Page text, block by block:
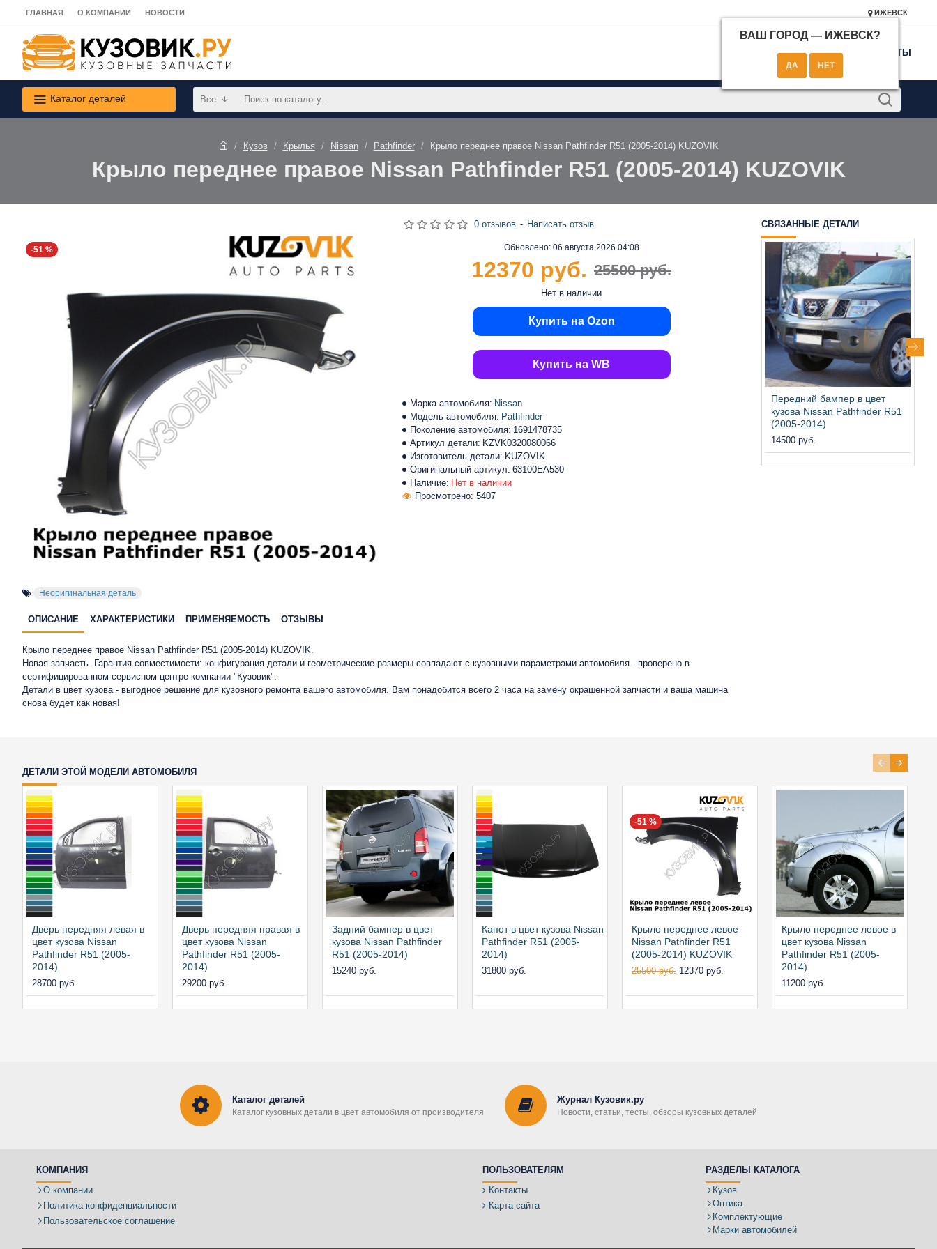
ГЛАВНАЯ О КОМПАНИИ НОВОСТИ ИЖЕВСК
ВАШ ГОРОД — ИЖЕВСК?
КОНТАКТЫ
Каталог деталей Все
Кузов Крылья Nissan Pathfinder Крыло переднее правое Nissan Pathfinder R51 (2005-2014) KUZOVIK
Крыло переднее правое Nissan Pathfinder R51 (2005-2014) KUZOVIK
-51 %
Неоригинальная деталь
Наличие: Нет в наличии
Марка автомобиля: Nissan
Модель автомобиля: Pathfinder
Поколение автомобиля: 1691478735
Артикул детали: KZVK0320080066
Изготовитель детали: KUZOVIK
Оригинальный артикул: 63100EA530
Просмотрено: 5407
Обновлено: 06 августа 2026 04:08
Нет в наличии
0 отзывов - Написать отзыв
25500 руб.
12370 руб.
Купить на Ozon
Купить на WB
ОПИСАНИЕ ХАРАКТЕРИСТИКИ ПРИМЕНЯЕМОСТЬ ОТЗЫВЫ
Крыло переднее правое Nissan Pathfinder R51 (2005-2014) KUZOVIK.
Новая запчасть. Гарантия совместимости: конфигурация детали и геометрические размеры совпадают с кузовными параметрами автомобиля - проверено в
сертифицированном сервисном центре компании "Кузовик".
Детали в цвет кузова - выгодное решение для кузовного ремонта вашего автомобиля. Вам понадобится всего 2 часа на замену окрашенной запчасти и ваша машина
снова будет как новая!
СВЯЗАННЫЕ ДЕТАЛИ
Передний бампер в цвет
кузова Nissan Pathfinder R51
(2005-2014)
14500 руб.
ДЕТАЛИ ЭТОЙ МОДЕЛИ АВТОМОБИЛЯ
Дверь передняя левая в
цвет кузова Nissan
Pathfinder R51 (2005-
2014)
28700 руб.
Дверь передняя правая в
цвет кузова Nissan
Pathfinder R51 (2005-
2014)
29200 руб.
Задний бампер в цвет
кузова Nissan Pathfinder
R51 (2005-2014)
15240 руб.
Капот в цвет кузова Nissan
Pathfinder R51 (2005-
2014)
31800 руб.
-51 %
Крыло переднее левое
Nissan Pathfinder R51
(2005-2014) KUZOVIK
25500 руб. 12370 руб.
Крыло переднее левое в
цвет кузова Nissan
Pathfinder R51 (2005-
2014)
11200 руб.
Каталог деталей
Каталог кузовных детали в цвет автомобиля от производителя
Журнал Кузовик.ру
Новости, статьи, тесты, обзоры кузовных деталей
КОМПАНИЯ
О компании
Политика конфиденциальности
Пользовательское соглашение
ПОЛЬЗОВАТЕЛЯМ
Контакты
Карта сайта
РАЗДЕЛЫ КАТАЛОГА
Кузов
Оптика
Комплектующие
Марки автомобилей